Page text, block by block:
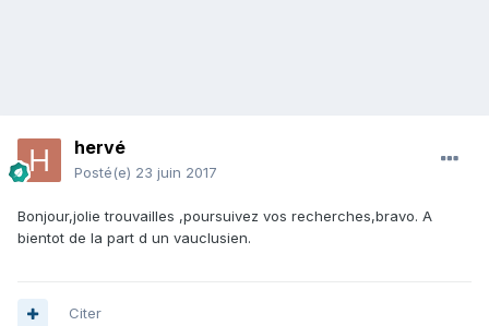
hervé
Posté(e) 23 juin 2017
Bonjour,jolie trouvailles ,poursuivez vos recherches,bravo. A
bientot de la part d un vauclusien.
Citer